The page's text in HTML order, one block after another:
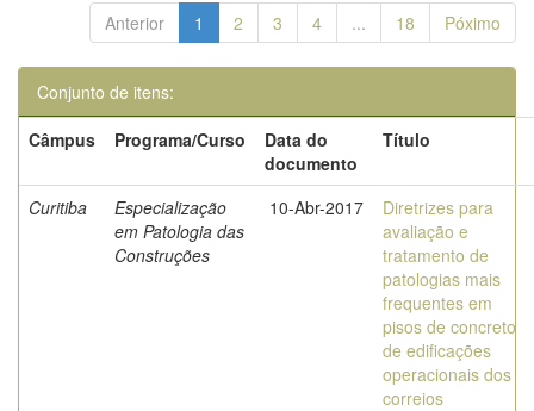
Anterior 1 2 3 4 ... 18 Póximo
Conjunto de itens:
Câmpus
Programa/Curso
Data do
documento
Título
Curitiba
Especialização
em Patologia das
Construções
10-Abr-2017
Diretrizes para
avaliação e
tratamento de
patologias mais
frequentes em
pisos de concreto
de edificações
operacionais dos
correios